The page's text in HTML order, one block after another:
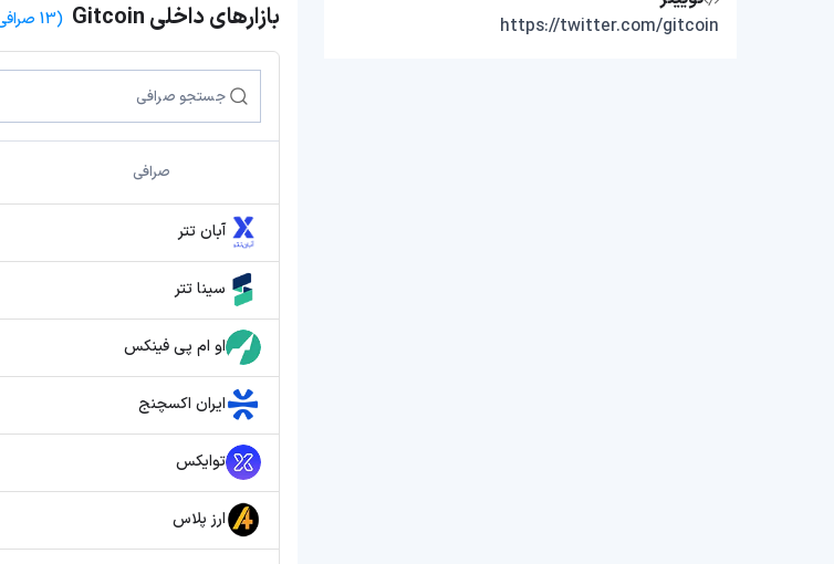
https://twitter.com/gitcoin
بازارهای داخلی Gitcoin (13 صرافی)
صرافی
آبان تتر
سینا تتر
او ام پی فینکس
ایران اکسچنج
توایکس
ارز پلاس